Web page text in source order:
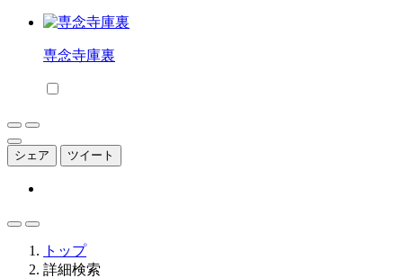
専念寺庫裏
シェア ツイート
トップ
詳細検索